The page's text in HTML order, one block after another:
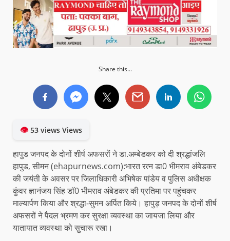
Share this...
👁53 views Views
हापुड जनपद के दोनों शीर्ष अफसरों ने डा.अम्बेडकर को दी श्रद्धांजलि
हापुड, सीमन (ehapurnews.com):भारत रत्न डा0 भीमराव अंबेडकर
की जयंती के अवसर पर जिलाधिकारी अभिषेक पांडेय व पुलिस अधीक्षक
कुंवर ज्ञानंजय सिंह डॉ0 भीमराव अंबेडकर की प्रतिमा पर पहुंचकर
माल्यार्पण किया और श्रद्धा-सुमन अर्पित किये। हापुड़ जनपद के दोनों शीर्ष
अफसरों ने पैदल भ्रमण कर सुरक्षा व्यवस्था का जायजा लिया और
यातायात व्यवस्था को सुचारू रखा।